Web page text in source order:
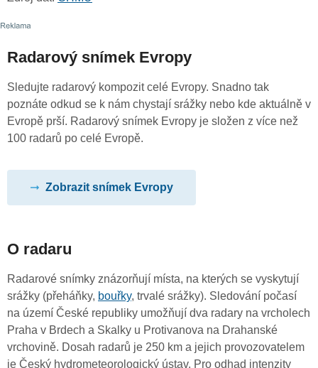
Radarový snímek Evropy
Sledujte radarový kompozit celé Evropy. Snadno tak
poznáte odkud se k nám chystají srážky nebo kde aktuálně v
Evropě prší. Radarový snímek Evropy je složen z více než
100 radarů po celé Evropě.
Zobrazit snímek Evropy
O radaru
Radarové snímky znázorňují místa, na kterých se vyskytují
srážky (přeháňky, bouřky, trvalé srážky). Sledování počasí
na území České republiky umožňují dva radary na vrcholech
Praha v Brdech a Skalky u Protivanova na Drahanské
vrchovině. Dosah radarů je 250 km a jejich provozovatelem
je Český hydrometeorologický ústav. Pro odhad intenzity